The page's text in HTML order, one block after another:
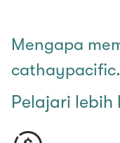
Mengapa
Pelajari lebih